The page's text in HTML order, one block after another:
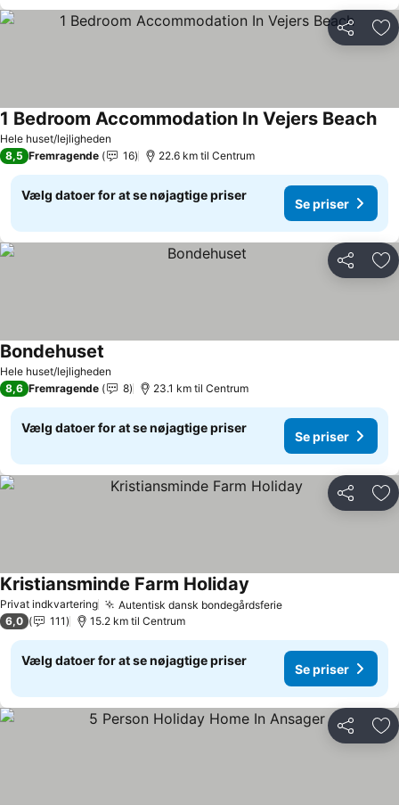
Del
Hele huset/lejligheden
1 Bedroom Accommodation In Vejers BeachSe
8,5 Fremragende 16 22.6 km til Centrum
Vælg datoer for at se nøjagtige priser
Se priser
Del
Hele huset/lejligheden
Bondehuset
8,6 Fremragende 8 23.1 km til Centrum
Vælg datoer for at se nøjagtige priser
Se priser
Del
Privat indkvartering Autentisk dansk bondegårdsferieSe priser
Kristiansminde Farm Holiday
6,0 111 15.2 km til Centrum
Vælg datoer for at se nøjagtige priser
Se priser
Del